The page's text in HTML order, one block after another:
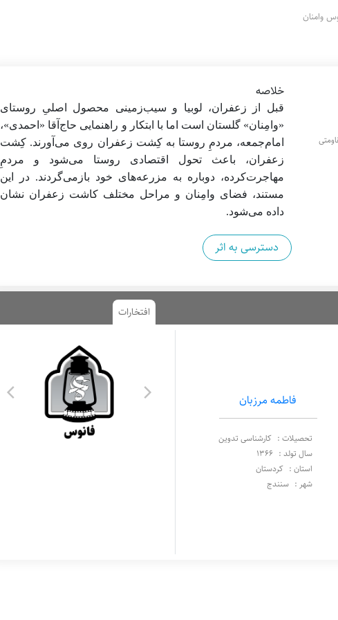
وامنان
خلاصه
قبل از زعفران، لوبیا و سیب‌زمینی محصول اصلیِ روستای
«وامِنان» گلستان است اما با ابتکار و راهنمایی حاج‌آقا «احمدی»،
امام‌جمعه، مردمِ روستا به کِشت زعفران روی می‌آورند. کِشت
زعفران، باعث تحول اقتصادی روستا می‌شود و مردمِ
مهاجرت‌کرده، دوباره به مزرعه‌های خود بازمی‌گردند. در این
مستند، فضای وامِنان و مراحل مختلف کاشت زعفران نشان
داده می‌شود.
دسترسی به اثر
افتخارات
فاطمه مرزبان
تحصیلات : کارشناسی تدوین
سال تولد : 1366
استان : کردستان
شهر : سنندج